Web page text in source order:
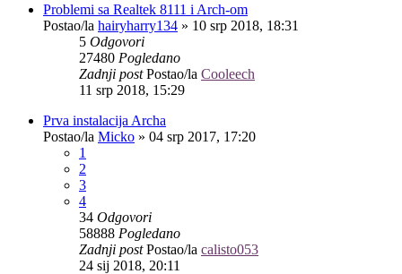
Problemi sa Realtek 8111 i Arch-om
Postao/la hairyharry134 » 10 srp 2018, 18:31
5 Odgovori
27480 Pogledano
Zadnji postPostao/la Cooleech
11 srp 2018, 15:29
Prva instalacija Archa
Postao/la Micko » 04 srp 2017, 17:20
1
2
3
4
34 Odgovori
58888 Pogledano
Zadnji postPostao/la calisto053
24 sij 2018, 20:11